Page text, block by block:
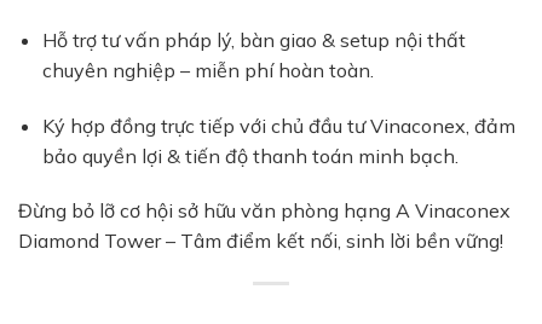
Hỗ trợ tư vấn pháp lý, bàn giao & setup nội thất
chuyên nghiệp – miễn phí hoàn toàn.
Ký hợp đồng trực tiếp với chủ đầu tư Vinaconex, đảm
bảo quyền lợi & tiến độ thanh toán minh bạch.
Đừng bỏ lỡ cơ hội sở hữu văn phòng hạng A Vinaconex
Diamond Tower – Tâm điểm kết nối, sinh lời bền vững!